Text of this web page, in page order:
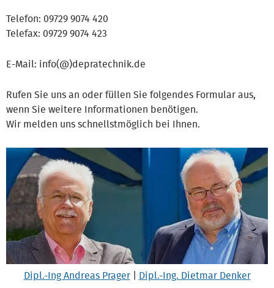
Telefon: 09729 9074 420
Telefax: 09729 9074 423
E-Mail: info(@)depratechnik.de
Rufen Sie uns an oder füllen Sie folgendes Formular aus,
wenn Sie weitere Informationen benötigen.
Wir melden uns schnellstmöglich bei Ihnen.
Dipl.-Ing Andreas Prager| Dipl.-Ing. Dietmar Denker